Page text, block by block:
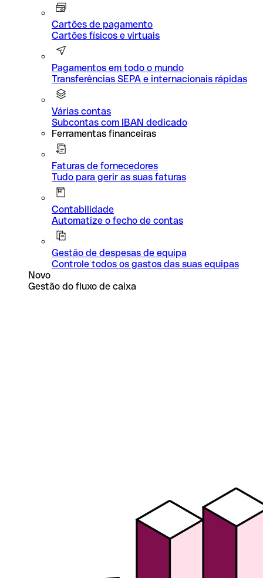
Cartões de pagamento
Cartões físicos e virtuais
Pagamentos em todo o mundo
Transferências SEPA e internacionais rápidas
Várias contas
Subcontas com IBAN dedicado
Ferramentas financeiras
Faturas de fornecedores
Tudo para gerir as suas faturas
Contabilidade
Automatize o fecho de contas
Gestão de despesas de equipa
Controle todos os gastos das suas equipas
Novo
Gestão do fluxo de caixa